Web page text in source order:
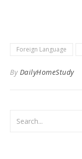
Foreign Language
By DailyHomeStudy